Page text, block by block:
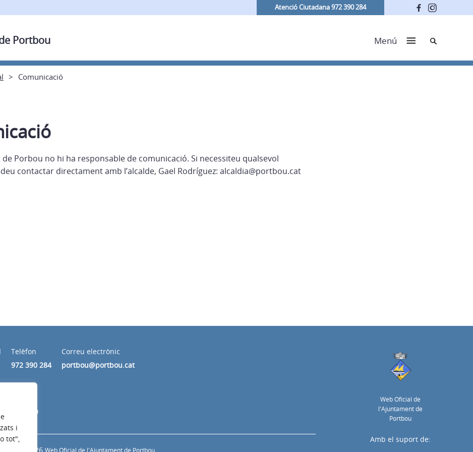
i
tot",
Atenció Ciutadana 972 390 284
Portbou Menú Cerca
Comunicació
de Porbou no hi ha responsable de comunicació. Si necessiteu qualsevol
contactar directament amb l’alcalde, Gael Rodríguez: alcaldia@portbou.cat
Telèfon
972 390 284
Correu electrònic
portbou@portbou.cat
de la tarda
Web Oficial de
l'Ajuntament de
Portbou
© 2026
Amb el suport de: